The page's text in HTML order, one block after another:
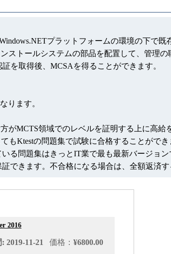
プラットフォームの環境の下で
ストールシステムの部品を配置して、管理
を取得後、MCSAを得ることができます。
ります。
MCTS領域でのレベルを証明する上に高給
もKtestの問題集で試験に合格することができ
る問題集はきっとIT業で最も最新バージョン
できます。不合格になる場合は、全額返済す
2016
11-21 価格： ¥6800.00